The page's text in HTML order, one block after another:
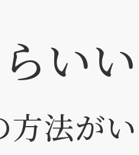
いい
法がい